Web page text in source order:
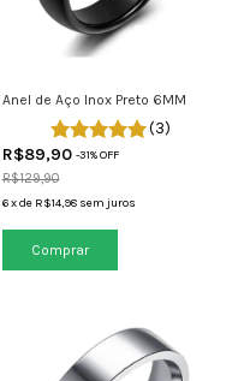
Anel de Aço Inox Preto 6MM
(3)
R$89,90 -31% OFF
R$129,90
6 xde R$14,98 sem juros
Comprar